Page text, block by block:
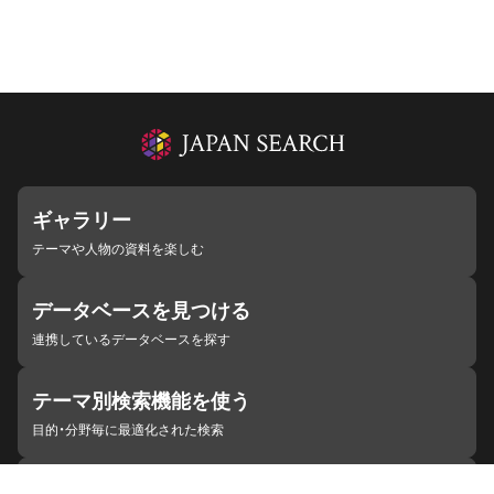
ギャラリー
テーマや人物の資料を楽しむ
データベースを見つける
連携しているデータベースを探す
テーマ別検索機能を使う
目的・分野毎に最適化された検索